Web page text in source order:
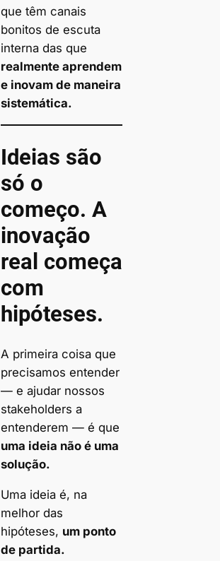
que têm canais
bonitos de escuta
interna das que
realmente aprendem
e inovam de maneira
sistemática.
Ideias são
só o
começo. A
inovação
real começa
com
hipóteses.
A primeira coisa que
precisamos entender
— e ajudar nossos
stakeholders a
entenderem — é que
uma ideia não é uma
solução.
Uma ideia é, na
melhor das
hipóteses, um ponto
de partida.